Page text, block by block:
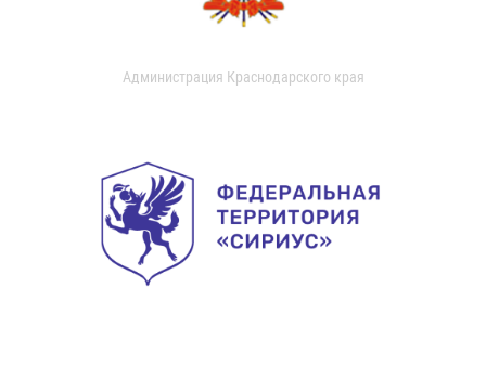
Администрация Краснодарского края